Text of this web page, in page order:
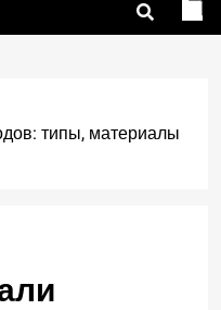
типы, материалы